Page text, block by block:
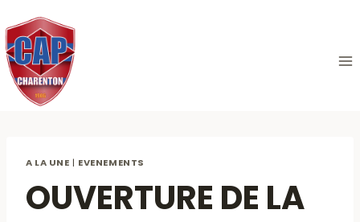
au
contenu
A LA UNE | EVENEMENTS
OUVERTURE DE LA